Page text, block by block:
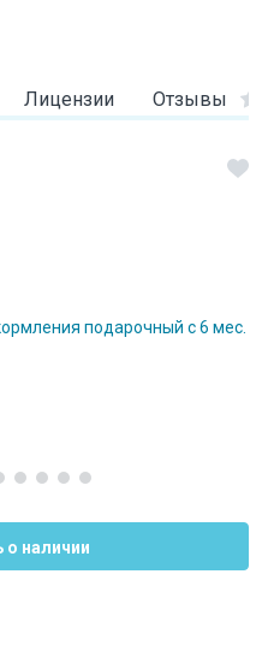
Лицензии Отзывы
наличии